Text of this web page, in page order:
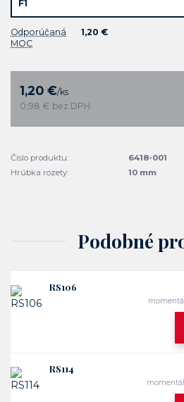
Odporúčaná
MOC
1,20 €
1,20 €/ks
0,98 € bez DPH
Číslo produktu:
6418-001
Hrúbka rozety:
10 mm
Podobné
RS106
RS114